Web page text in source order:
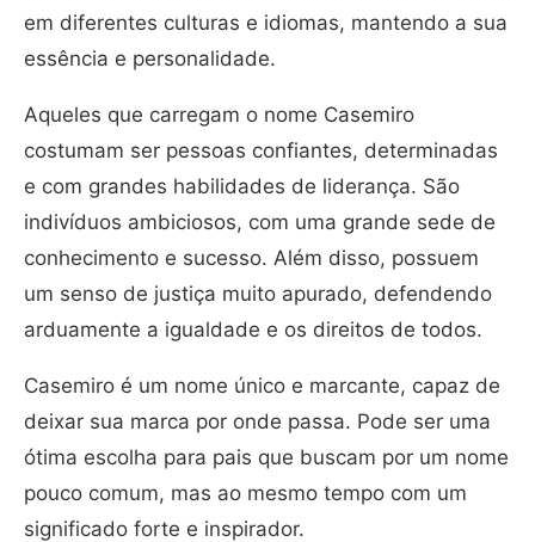
em diferentes culturas e idiomas, mantendo a sua
essência e personalidade.
Aqueles que carregam o nome Casemiro
costumam ser pessoas confiantes, determinadas
e com grandes habilidades de liderança. São
indivíduos ambiciosos, com uma grande sede de
conhecimento e sucesso. Além disso, possuem
um senso de justiça muito apurado, defendendo
arduamente a igualdade e os direitos de todos.
Casemiro é um nome único e marcante, capaz de
deixar sua marca por onde passa. Pode ser uma
ótima escolha para pais que buscam por um nome
pouco comum, mas ao mesmo tempo com um
significado forte e inspirador.